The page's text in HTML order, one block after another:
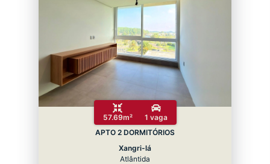
57.69m²
1 vaga
APTO 2 DORMITÓRIOS
Xangri-lá
Atlântida